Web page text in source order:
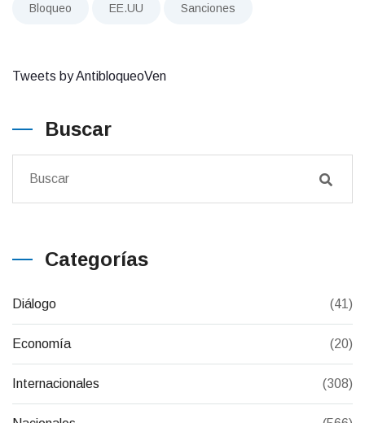
Bloqueo EE.UU Sanciones
Tweets by AntibloqueoVen
Buscar
Categorías
Diálogo (41)
Economía (20)
Internacionales (308)